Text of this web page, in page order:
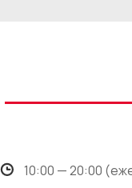
10:00 — 20:00